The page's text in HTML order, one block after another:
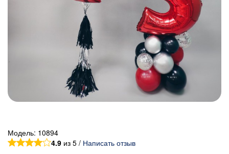
Модель: 10894
4.9 из 5 / Написать отзыв